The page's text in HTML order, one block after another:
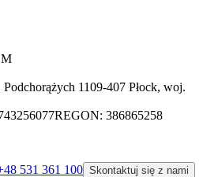
Podchorążych 1109-407 Płock, woj.
REGON: 386865258
531 361 100 Skontaktuj się z nami